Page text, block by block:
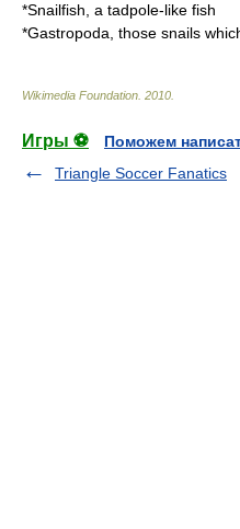
*Snailfish , a tadpole-like fish
*Gastropoda , those snails
Wikimedia Foundation 2010
Игры ⚽
Поможем
Triangle Soccer Fanatics